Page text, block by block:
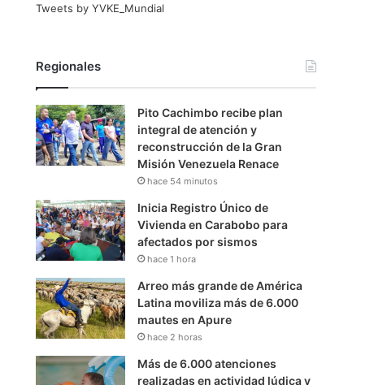
Tweets by YVKE_Mundial
Regionales
Pito Cachimbo recibe plan
integral de atención y
reconstrucción de la Gran
Misión Venezuela Renace
hace 54 minutos
Inicia Registro Único de
Vivienda en Carabobo para
afectados por sismos
hace 1 hora
Arreo más grande de América
Latina moviliza más de 6.000
mautes en Apure
hace 2 horas
Más de 6.000 atenciones
realizadas en actividad lúdica y